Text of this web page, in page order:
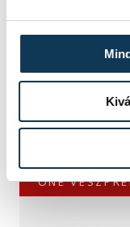
A magyar
válogatott
30-27-re
ONE